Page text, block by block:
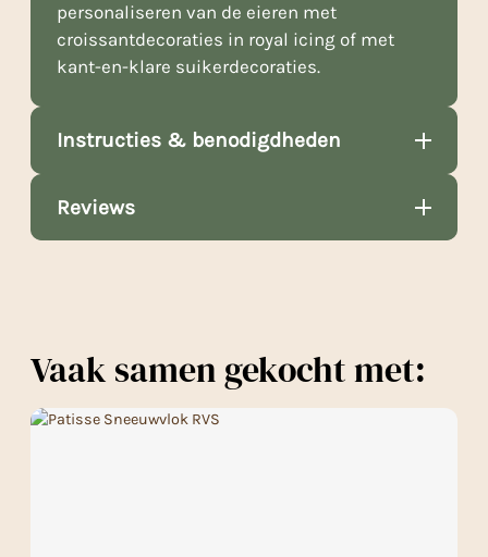
personaliseren van de eieren met
croissantdecoraties in royal icing of met
kant-en-klare suikerdecoraties.
Instructies & benodigdheden
Reviews
Vaak samen gekocht met: